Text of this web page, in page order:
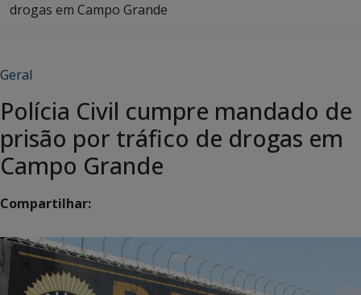
drogas em Campo Grande
Geral
Polícia Civil cumpre mandado de
prisão por tráfico de drogas em
Campo Grande
Compartilhar: